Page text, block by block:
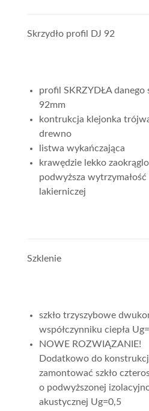
Skrzydło profil DJ 92
profil SKRZYDŁA danego
92mm
kontrukcja klejonka
drewno
listwa wykańczająca
krawędzie lekko
podwyższa
lakierniczej
Szklenie
szkło trzyszybowe
współczynniku ciepła
NOWE ROZWIĄZANIE!
Dodatkowo do
zamontować szkło
o podwyższonej
akustycznej Ug=0,5